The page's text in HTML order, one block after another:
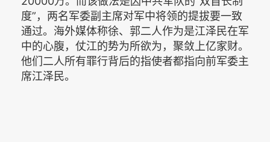
度”，两名军委副主席对军中将领的提拔要一致
通过。海外媒体称徐、郭二人作为是江泽民在军
中的心腹，仗江的势为所欲为，聚敛上亿家财。
他们二人所有罪行背后的指使者都指向前军委主
席江泽民。